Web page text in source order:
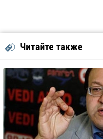
Читайте также